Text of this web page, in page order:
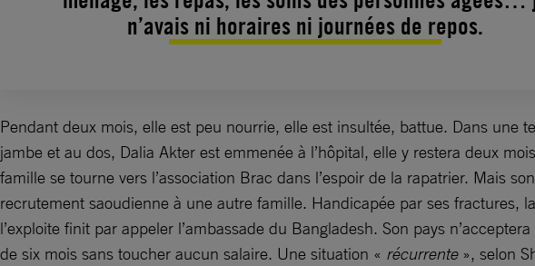
n’avais ni horaires ni journées de repos.
Pendant deux mois, elle est peu nourrie, elle est insultée, battue. Dans une
jambe et au dos, Dalia Akter est emmenée à l’hôpital, elle y restera deux
famille se tourne vers l’association Brac dans l’espoir de la rapatrier. Mais
recrutement saoudienne à une autre famille. Handicapée par ses
l’exploite finit par appeler l’ambassade du Bangladesh. Son pays
de six mois sans toucher aucun salaire. Une situation « récurrente», selon